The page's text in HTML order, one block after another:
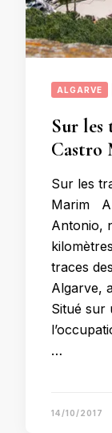
ALGARVE
Sur les
Castro
Sur les
Marim
Antonio,
traces
Algarve,
Situé sur
…
14/10/2017